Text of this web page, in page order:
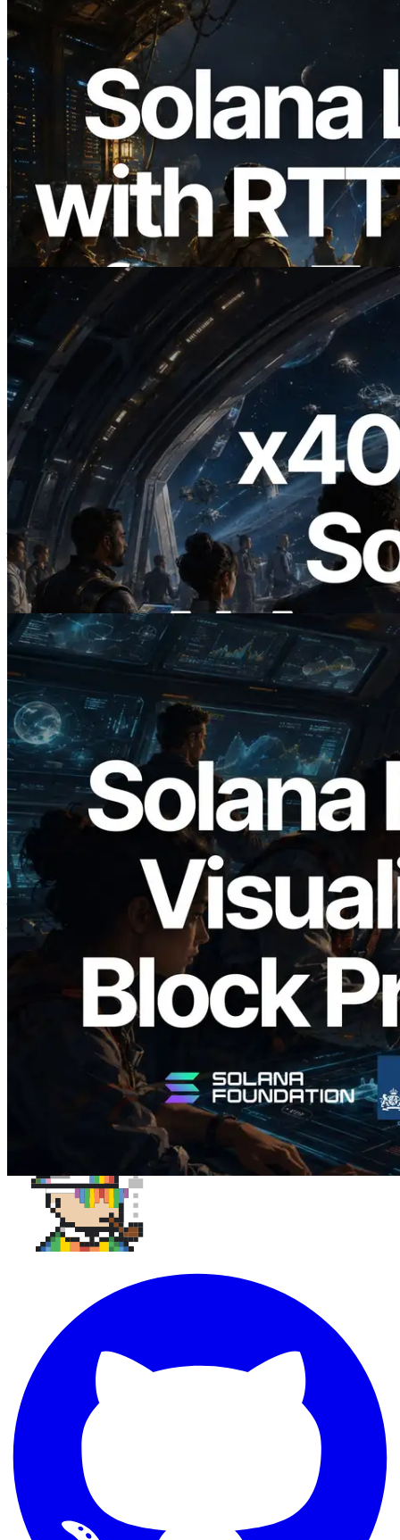
2026.08.05
ERPC का Solana Leader Slot API अब 7
वैश्विक क्षेत्रों से ping मापता है — Validators
Information API भी लॉन्च
यह लेख पढ़ें
2026.07.04
ERPC ने x402 समर्थित Solana RPC लॉन्च
किया — AI एजेंट अब जरूरत के API के लिए ऑन-
डिमांड भुगतान कर सकते हैं
यह लेख पढ़ें
2026.05.24
Validators Solutions ने Solana Block
Analyzer लॉन्च किया — प्रति-slot ब्लॉक
उत्पादन समय और नियुक्त वैलिडेटर का
विज़ुअलाइज़ेशन